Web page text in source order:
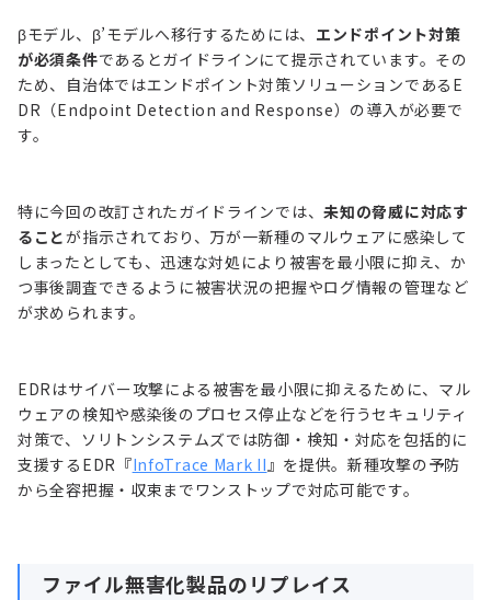
βモデル、β’モデルへ移行するためには、 エンドポイント対策
が必須条件であるとガイドラインにて提示されています。その
ため、自治体ではエンドポイント対策ソリューションであるE
DR（Endpoint Detection and Response）の導入が必要で
す。
特に今回の改訂されたガイドラインでは、未知の脅威に対応す
ることが指示されており、万が一新種のマルウェアに感染して
しまったとしても、迅速な対処により被害を最小限に抑え、か
つ事後調査できるように被害状況の把握やログ情報の管理など
が求められます。
EDRはサイバー攻撃による被害を最小限に抑えるために、マル
ウェアの検知や感染後のプロセス停止などを行うセキュリティ
対策で、ソリトンシステムズでは防御・検知・対応を包括的に
支援するEDR『InfoTrace Mark II』を提供。新種攻撃の予防
から全容把握・収束までワンストップで対応可能です。
ファイル無害化製品のリプレイス